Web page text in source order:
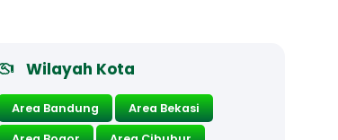
Wilayah Kota
Area Bandung
Area Bekasi